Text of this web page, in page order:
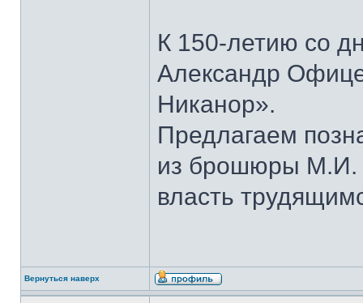
К 150-летию со
Александр
Никанор».
Предлагаем
из брошюры М.И.
власть
Вернуться наверх